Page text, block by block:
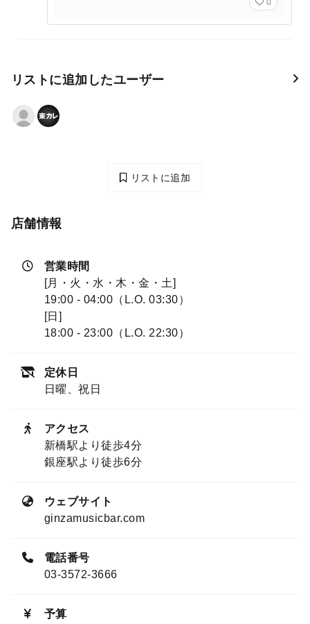
0
リストに追加したユーザー
リストに追加
店舗情報
営業時間
[月・火・水・木・金・土]
19:00 - 04:00（L.O. 03:30）
[日]
18:00 - 23:00（L.O. 22:30）
定休日
日曜、祝日
アクセス
新橋駅より徒歩4分
銀座駅より徒歩6分
ウェブサイト
ginzamusicbar.com
電話番号
03-3572-3666
予算